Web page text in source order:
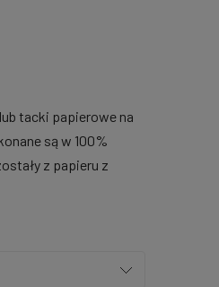
tacki papierowe na
są w 100%
z papieru z